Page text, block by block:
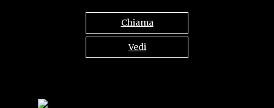
Chiama
Vedi